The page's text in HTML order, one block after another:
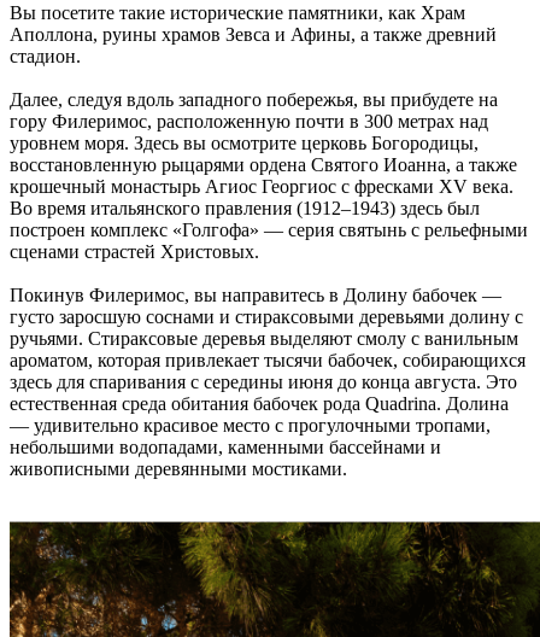
Вы посетите такие исторические памятники, как Храм
Аполлона, руины храмов Зевса и Афины, а также древний
стадион.
Далее, следуя вдоль западного побережья, вы прибудете на
гору Филеримос, расположенную почти в 300 метрах над
уровнем моря. Здесь вы осмотрите церковь Богородицы,
восстановленную рыцарями ордена Святого Иоанна, а также
крошечный монастырь Агиос Георгиос с фресками XV века.
Во время итальянского правления (1912–1943) здесь был
построен комплекс «Голгофа» — серия святынь с рельефными
сценами страстей Христовых.
Покинув Филеримос, вы направитесь в Долину бабочек —
густо заросшую соснами и стираксовыми деревьями долину с
ручьями. Стираксовые деревья выделяют смолу с ванильным
ароматом, которая привлекает тысячи бабочек, собирающихся
здесь для спаривания с середины июня до конца августа. Это
естественная среда обитания бабочек рода Quadrina. Долина
— удивительно красивое место с прогулочными тропами,
небольшими водопадами, каменными бассейнами и
живописными деревянными мостиками.